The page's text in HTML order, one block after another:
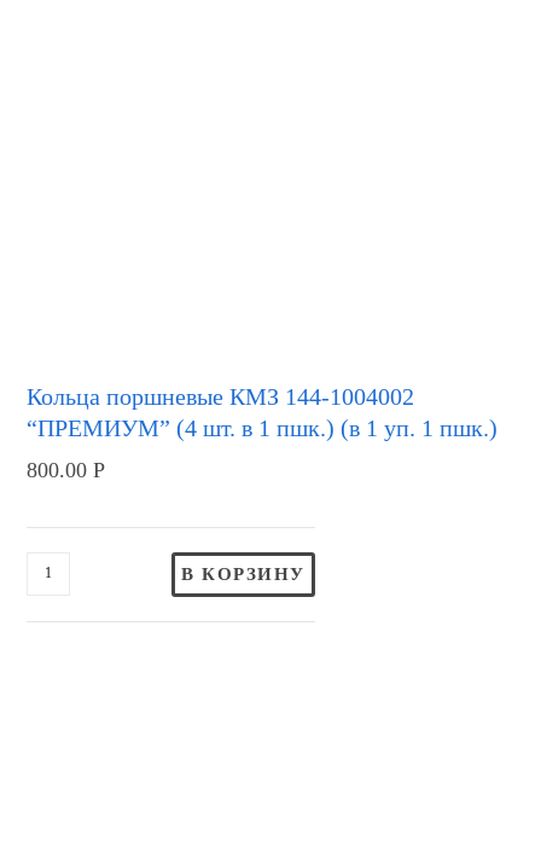
Кольца поршневые КМЗ 144-1004002
“ПРЕМИУМ” (4 шт. в 1 пшк.) (в 1 уп. 1 пшк.)
800.00Р
В КОРЗИНУ